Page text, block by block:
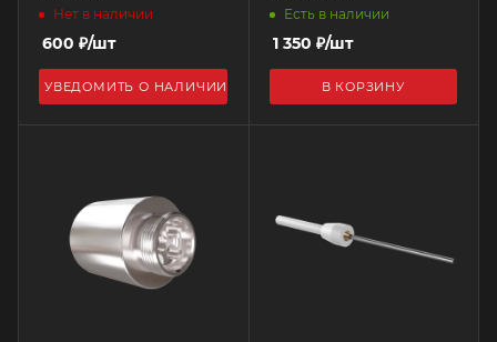
Нет в наличии
600 ₽/шт
УВЕДОМИТЬ О НАЛИЧИИ
Есть в наличии
1 350 ₽/шт
В КОРЗИНУ